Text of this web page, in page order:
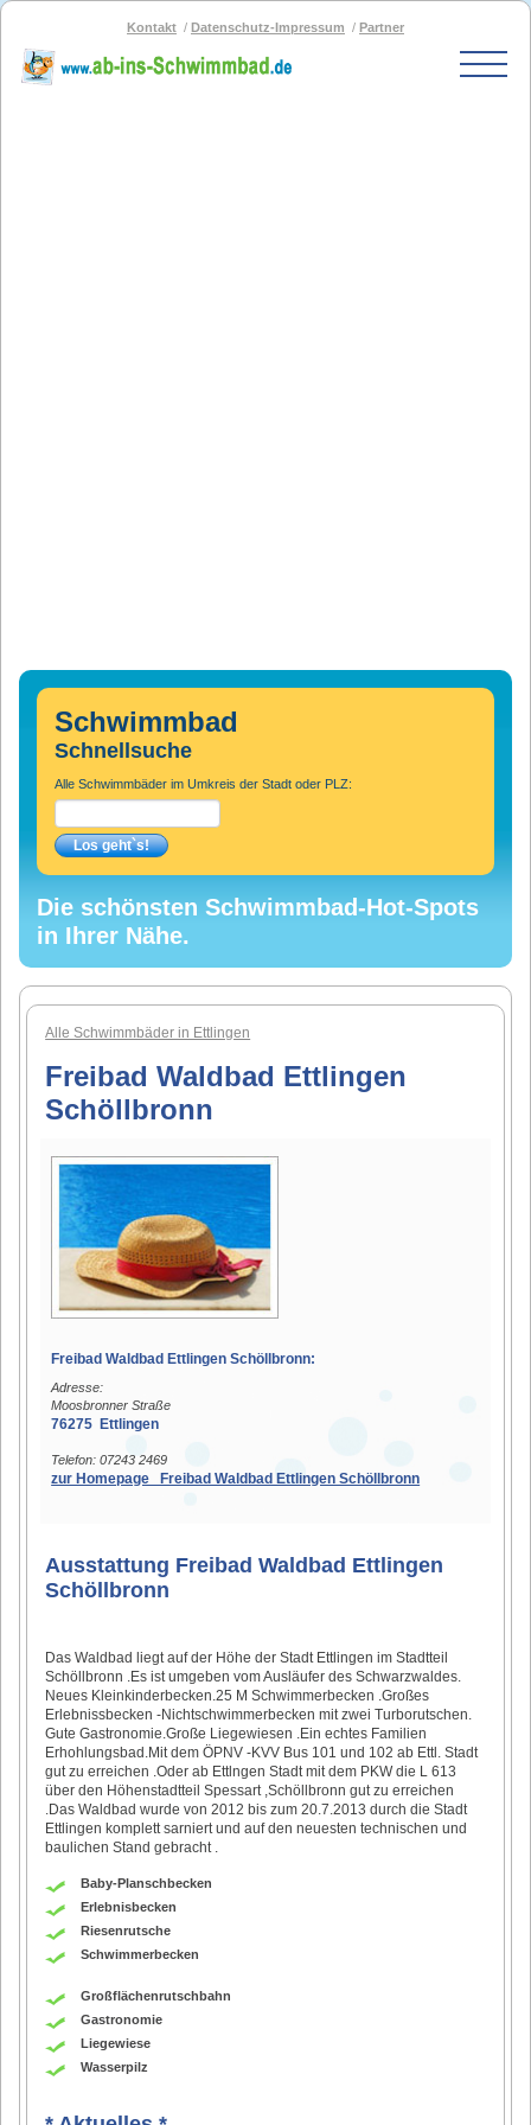
Kontakt Datenschutz-Impressum Partner
Schwimmbad
Schnellsuche
Alle Schwimmbäder im Umkreis der Stadt oder PLZ:
Die schönsten Schwimmbad-Hot-Spots
in Ihrer Nähe.
Alle Schwimmbäder in Ettlingen
Freibad Waldbad Ettlingen
Schöllbronn
Freibad Waldbad Ettlingen Schöllbronn:
Adresse:
Moosbronner Straße
76275 Ettlingen
Telefon: 07243 2469
zur Homepage Freibad Waldbad Ettlingen Schöllbronn
Ausstattung Freibad Waldbad Ettlingen
Schöllbronn
Das Waldbad liegt auf der Höhe der Stadt Ettlingen im Stadtteil
Schöllbronn .Es ist umgeben vom Ausläufer des Schwarzwaldes.
Neues Kleinkinderbecken.25 M Schwimmerbecken .Großes
Erlebnissbecken -Nichtschwimmerbecken mit zwei Turborutschen.
Gute Gastronomie.Große Liegewiesen .Ein echtes Familien
Erhohlungsbad.Mit dem ÖPNV -KVV Bus 101 und 102 ab Ettl. Stadt
gut zu erreichen .Oder ab Ettlngen Stadt mit dem PKW die L 613
über den Höhenstadtteil Spessart ,Schöllbronn gut zu erreichen
.Das Waldbad wurde von 2012 bis zum 20.7.2013 durch die Stadt
Ettlingen komplett sarniert und auf den neuesten technischen und
baulichen Stand gebracht .
Baby-Planschbecken
Erlebnisbecken
Riesenrutsche
Schwimmerbecken
Großflächenrutschbahn
Gastronomie
Liegewiese
Wasserpilz